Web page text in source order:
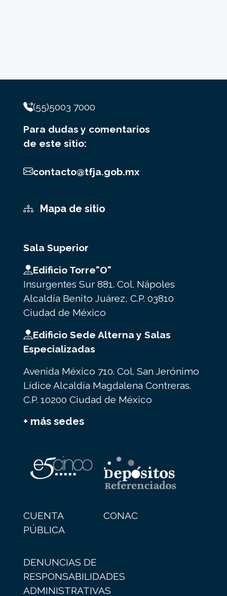
(55)5003 7000
Para dudas y comentarios
de este sitio:
contacto@tfja.gob.mx
Mapa de sitio
Sala Superior
Edificio Torre"O"
Insurgentes Sur 881. Col. Nápoles
Alcaldía Benito Juárez, C.P. 03810
Ciudad de México
Edificio Sede Alterna y Salas
Especializadas
Avenida México 710. Col. San Jerónimo
Lídice Alcaldía Magdalena Contreras.
C.P. 10200 Ciudad de México
+ más sedes
CUENTA
PÚBLICA
CONAC
DENUNCIAS DE
RESPONSABILIDADES
ADMINISTRATIVAS